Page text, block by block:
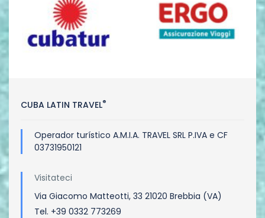
CUBA LATIN TRAVEL®
Operador turístico A.M.I.A. TRAVEL SRL P.IVA e CF
03731950121
Visitateci
Via Giacomo Matteotti, 33 21020 Brebbia (VA)
Tel. +39 0332 773269